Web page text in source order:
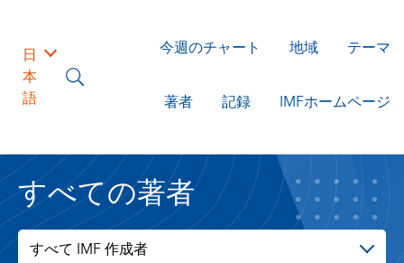
日
本
語
今週のチャート 地域 テーマ
著者 記録 IMFホームページ
すべての著者
すべて IMF 作成者